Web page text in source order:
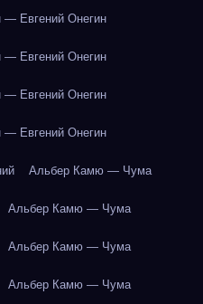
— Евгений Онегин
— Евгений Онегин
— Евгений Онегин
— Евгений Онегин
Альбер Камю — Чума
Альбер Камю — Чума
Альбер Камю — Чума
Альбер Камю — Чума